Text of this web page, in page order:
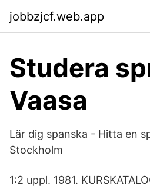
jobbzjcf.web.app
Studera
Vaasa
Lär dig spanska - Hitta en
Stockholm
1:2 uppl. 1981.